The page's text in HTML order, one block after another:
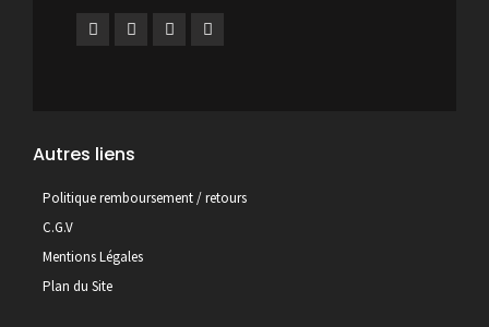
Autres liens
Politique remboursement / retours
C.G.V
Mentions Légales
Plan du Site